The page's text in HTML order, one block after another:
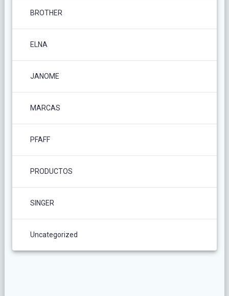
BROTHER
ELNA
JANOME
MARCAS
PFAFF
PRODUCTOS
SINGER
Uncategorized